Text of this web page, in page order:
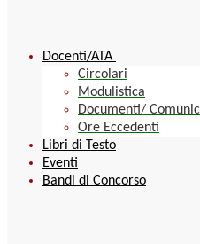
Docenti/ATA
Circolari
Modulistica
Documenti/
Ore Eccedenti
Libri di Testo
Eventi
Bandi di Concorso